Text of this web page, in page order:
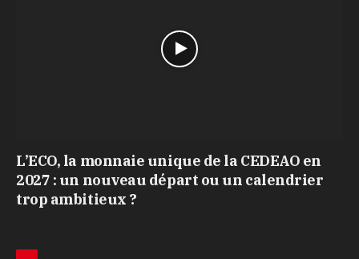
L’ECO, la monnaie unique de la CEDEAO en
2027 : un nouveau départ ou un calendrier
trop ambitieux ?